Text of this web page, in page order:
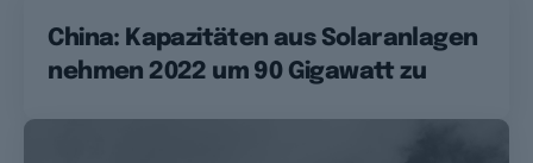
China: Kapazitäten aus Solaranlagen
nehmen 2022 um 90 Gigawatt zu